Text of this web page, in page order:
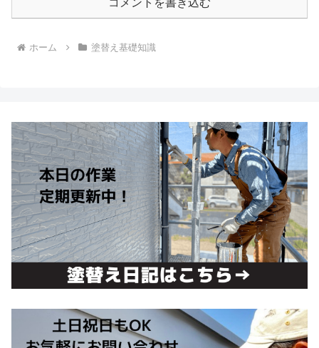
コメントを書き込む
ホーム 塗替え基礎知識